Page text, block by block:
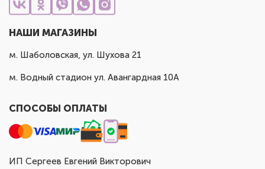
НАШИ МАГАЗИНЫ
м. Шаболовская, ул. Шухова 21
м. Водный стадион ул. Авангардная 10А
СПОСОБЫ ОПЛАТЫ
ИП Сергеев Евгений Викторович